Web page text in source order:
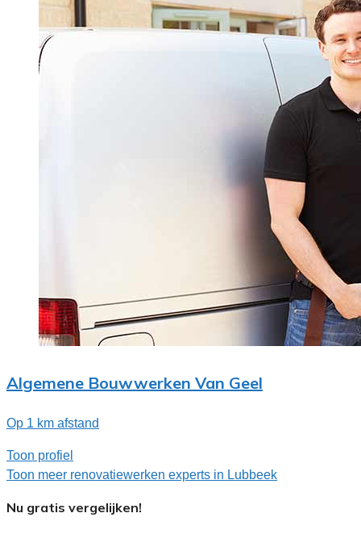
Algemene Bouwwerken Van Geel
Op 1 km afstand
Toon profiel
Toon meer renovatiewerken experts in Lubbeek
Nu gratis vergelijken!